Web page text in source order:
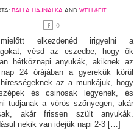
BALLA HAJNALKAAND WELL&FIT
0
elkezdenéd irigyelni a
vésd az eszedbe, hogy ők
hétköznapi anyukák, akiknek az
24 órájában a gyerekük körül
az a munkájuk, hogy
és csinosak legyenek, és
tudjanak a vörös szőnyegen, akár
akár frissen szült anyukák.
nekik van idejük napi 2-3 […]